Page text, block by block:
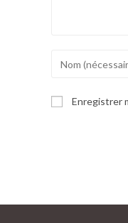
name
or
Enregistrer